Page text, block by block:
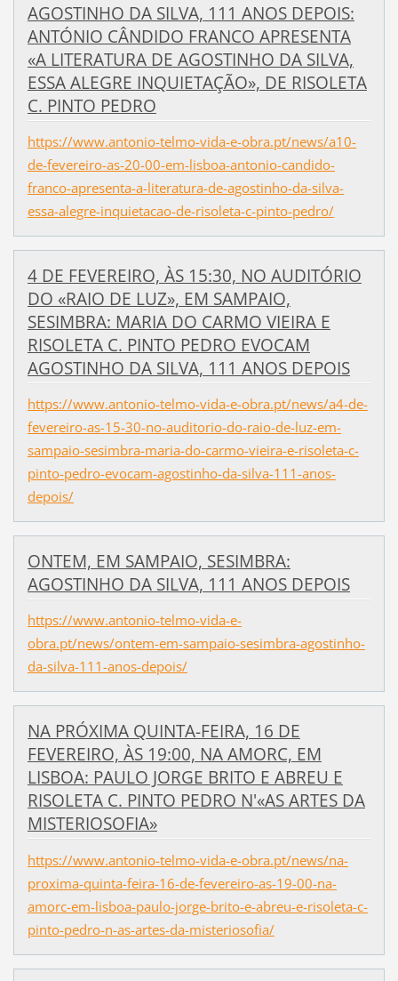
AGOSTINHO DA SILVA, 111 ANOS DEPOIS:
ANTÓNIO CÂNDIDO FRANCO APRESENTA
«A LITERATURA DE AGOSTINHO DA SILVA,
ESSA ALEGRE INQUIETAÇÃO», DE RISOLETA
C. PINTO PEDRO
https://www.antonio-telmo-vida-e-obra.pt/news/a10-
de-fevereiro-as-20-00-em-lisboa-antonio-candido-
franco-apresenta-a-literatura-de-agostinho-da-silva-
essa-alegre-inquietacao-de-risoleta-c-pinto-pedro/
4 DE FEVEREIRO, ÀS 15:30, NO AUDITÓRIO
DO «RAIO DE LUZ», EM SAMPAIO,
SESIMBRA: MARIA DO CARMO VIEIRA E
RISOLETA C. PINTO PEDRO EVOCAM
AGOSTINHO DA SILVA, 111 ANOS DEPOIS
https://www.antonio-telmo-vida-e-obra.pt/news/a4-de-
fevereiro-as-15-30-no-auditorio-do-raio-de-luz-em-
sampaio-sesimbra-maria-do-carmo-vieira-e-risoleta-c-
pinto-pedro-evocam-agostinho-da-silva-111-anos-
depois/
ONTEM, EM SAMPAIO, SESIMBRA:
AGOSTINHO DA SILVA, 111 ANOS DEPOIS
https://www.antonio-telmo-vida-e-
obra.pt/news/ontem-em-sampaio-sesimbra-agostinho-
da-silva-111-anos-depois/
NA PRÓXIMA QUINTA-FEIRA, 16 DE
FEVEREIRO, ÀS 19:00, NA AMORC, EM
LISBOA: PAULO JORGE BRITO E ABREU E
RISOLETA C. PINTO PEDRO N'«AS ARTES DA
MISTERIOSOFIA»
https://www.antonio-telmo-vida-e-obra.pt/news/na-
proxima-quinta-feira-16-de-fevereiro-as-19-00-na-
amorc-em-lisboa-paulo-jorge-brito-e-abreu-e-risoleta-c-
pinto-pedro-n-as-artes-da-misteriosofia/